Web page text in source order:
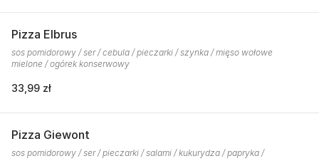
Pizza Elbrus
sos pomidorowy / ser / cebula / pieczarki / szynka / mięso wołowe
mielone / ogórek konserwowy
33,99 zł
Pizza Giewont
sos pomidorowy / ser / pieczarki / salami / kukurydza / papryka /